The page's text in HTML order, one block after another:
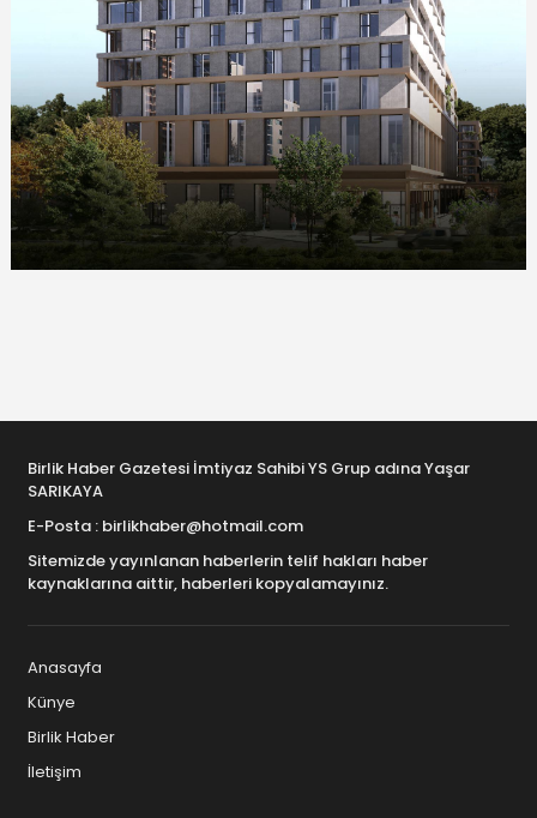
Birlik Haber Gazetesi İmtiyaz Sahibi YS Grup adına Yaşar
SARIKAYA
E-Posta : birlikhaber@hotmail.com
Sitemizde yayınlanan haberlerin telif hakları haber
kaynaklarına aittir, haberleri kopyalamayınız.
Anasayfa
Künye
Birlik Haber
İletişim